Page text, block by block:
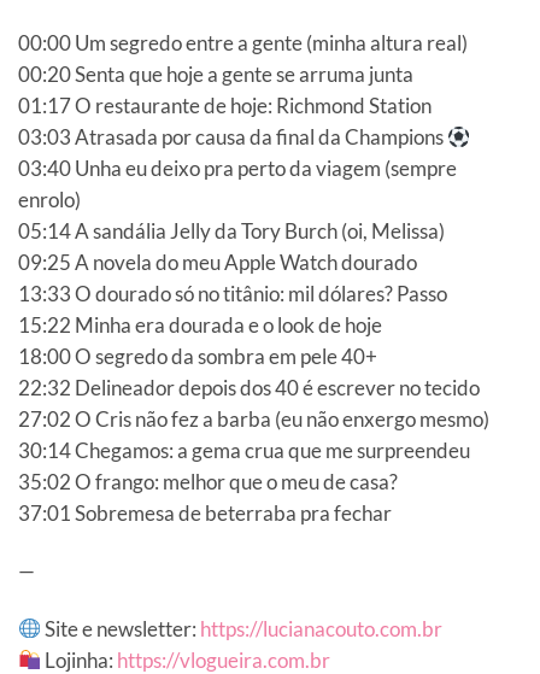
00:00 Um segredo entre a gente (minha altura real)
00:20 Senta que hoje a gente se arruma junta
01:17 O restaurante de hoje: Richmond Station
03:03 Atrasada por causa da final da Champions
03:40 Unha eu deixo pra perto da viagem (sempre
enrolo)
05:14 A sandália Jelly da Tory Burch (oi, Melissa)
09:25 A novela do meu Apple Watch dourado
13:33 O dourado só no titânio: mil dólares? Passo
15:22 Minha era dourada e o look de hoje
18:00 O segredo da sombra em pele 40+
22:32 Delineador depois dos 40 é escrever no tecido
27:02 O Cris não fez a barba (eu não enxergo mesmo)
30:14 Chegamos: a gema crua que me surpreendeu
35:02 O frango: melhor que o meu de casa?
37:01 Sobremesa de beterraba pra fechar
—
Site e newsletter: https://lucianacouto.com.br
Lojinha: https://vlogueira.com.br